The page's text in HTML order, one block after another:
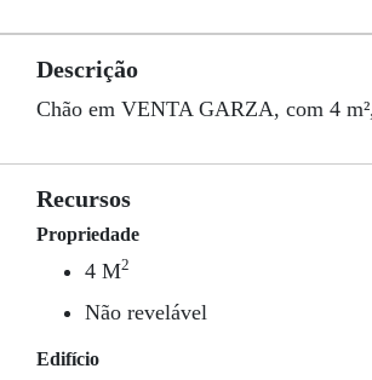
Descrição
Chão em VENTA GARZA, com 4
Recursos
Propriedade
4 M2
Não revelável
Edifício